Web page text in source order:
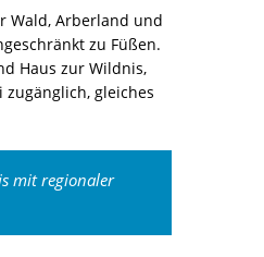
Wald, Arberland und
zu Füßen.
Haus zur Wildnis,
gleiches
mit regionaler